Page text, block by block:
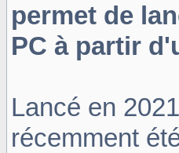
permet de
PC à partir
Lancé en
récemment